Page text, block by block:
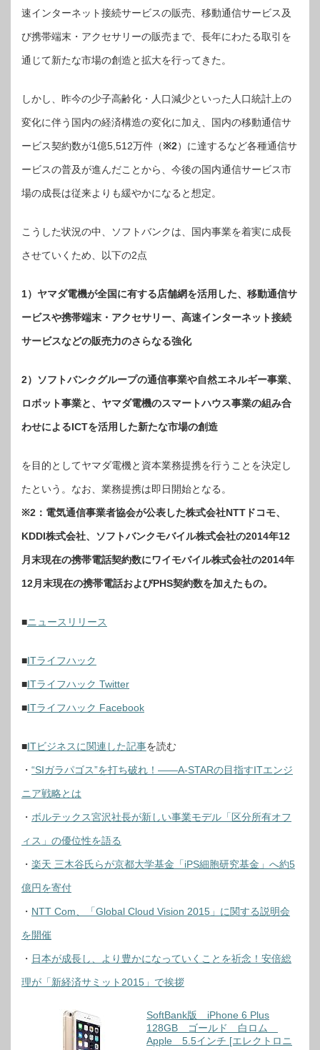
速インターネット接続サービスの販売、移動通信サービス及
び携帯端末・アクセサリーの販売まで、長年にわたる取引を
通じて新たな市場の創造と拡大を行ってきた。
しかし、昨今の少子高齢化・人口減少といった人口統計上の
変化に伴う国内の経済構造の変化に加え、国内の移動通信サ
ービス契約数が1億5,512万件（※2）に達するなど各種通信サ
ービスの普及が進んだことから、今後の国内通信サービス市
場の成長は従来よりも緩やかになると想定。
こうした状況の中、ソフトバンクは、国内事業を着実に成長
させていくため、以下の2点
1）ヤマダ電機が全国に有する店舗網を活用した、移動通信サ
ービスや携帯端末・アクセサリー、高速インターネット接続
サービスなどの販売力のさらなる強化
2）ソフトバンクグループの通信事業や自然エネルギー事業、
ロボット事業と、ヤマダ電機のスマートハウス事業の組み合
わせによるICTを活用した新たな市場の創造
を目的としてヤマダ電機と資本業務提携を行うことを決定し
たという。なお、業務提携は即日開始となる。
※2：電気通信事業者協会が公表した株式会社NTTドコモ、
KDDI株式会社、ソフトバンクモバイル株式会社の2014年12
月末現在の携帯電話契約数にワイモバイル株式会社の2014年
12月末現在の携帯電話およびPHS契約数を加えたもの。
■ニュースリリース
■ITライフハック
■ITライフハック Twitter
■ITライフハック Facebook
■ITビジネスに関連した記事を読む
・ “SIガラパゴス”を打ち破れ！――A-STARの目指すITエンジ
ニア戦略とは
・ ボルテックス宮沢社長が新しい事業モデル「区分所有オフ
ィス」の優位性を語る
・ 楽天 三木谷氏らが京都大学基金「iPS細胞研究基金」へ約5
億円を寄付
・ NTT Com、「Global Cloud Vision 2015」に関する説明会
を開催
・ 日本が成長し、より豊かになっていくことを祈念！安倍総
理が「新経済サミット2015」で挨拶
SoftBank版 iPhone 6 Plus
128GB ゴールド 白ロム
Apple 5.5インチ [エレクトロニ